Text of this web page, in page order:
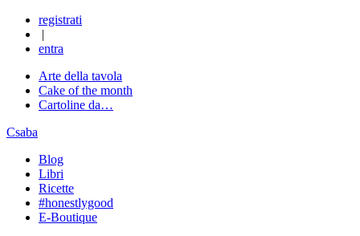
registrati
|
entra
Arte della tavola
Cake of the month
Cartoline da…
Csaba
Blog
Libri
Ricette
#honestlygood
E-Boutique